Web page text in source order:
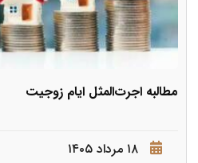
مطالبه اجرت‌المثل ایام زوجیت
۱۸ مرداد ۱۴۰۵